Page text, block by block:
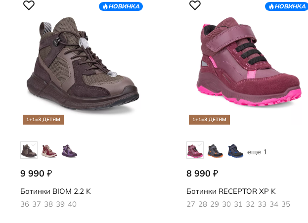
НОВИНКА
1+1=3 ДЕТЯМ
9 990 ₽
710913/61789
Ботинки BIOM 2.2 K
36 37 38 39 40
НОВИНКА
1+1=3 ДЕТЯМ
еще 1
8 990 ₽
724752/61816
Ботинки RECEPTOR XP K
27 28 29 30 31 32 33 34 35